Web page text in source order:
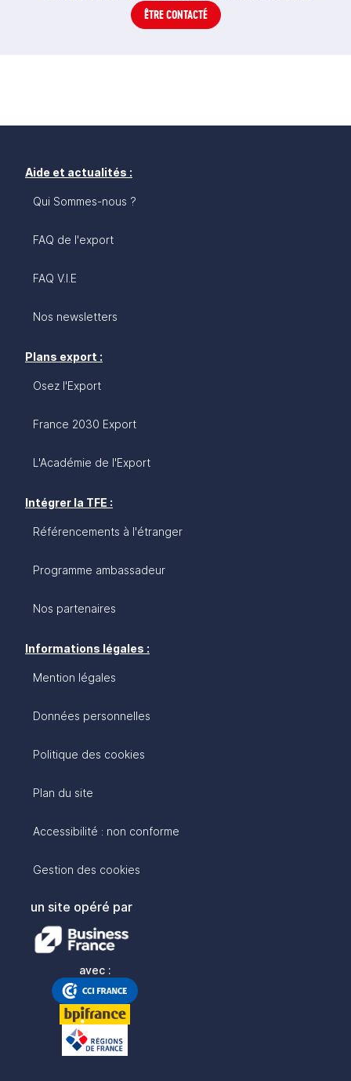
ÊTRE CONTACTÉ
Aide et actualités :
Qui Sommes-nous ?
FAQ de l'export
FAQ V.I.E
Nos newsletters
Plans export :
Osez l'Export
France 2030 Export
L'Académie de l'Export
Intégrer la TFE :
Référencements à l'étranger
Programme ambassadeur
Nos partenaires
Informations légales :
Mention légales
Données personnelles
Politique des cookies
Plan du site
Accessibilité : non conforme
Gestion des cookies
un site opéré par
avec :